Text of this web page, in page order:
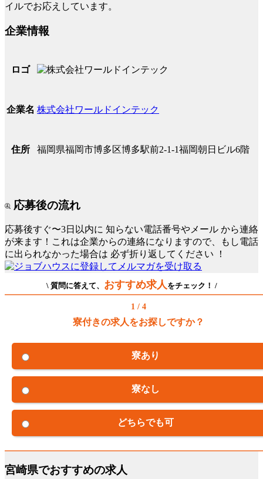
イルでお応えしています。
企業情報
ロゴ
企業名 株式会社ワールドインテック
住所 福岡県福岡市博多区博多駅前2-1-1福岡朝日ビル6階
応募後の流れ
応募後すぐ〜3日以内に 知らない電話番号やメール から連絡
が来ます！これは企業からの連絡になりますので、もし電話
に出られなかった場合は 必ず折り返してください ！
\ 質問に答えて、 おすすめ求人をチェック！ /
1 / 4
寮付きの求人をお探しですか？
寮あり
寮なし
どちらでも可
宮崎県でおすすめの求人